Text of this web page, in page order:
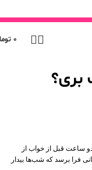
0
بری؟
ساعت قبل از خواب از
فرا برسد که شب‌ها بیدار